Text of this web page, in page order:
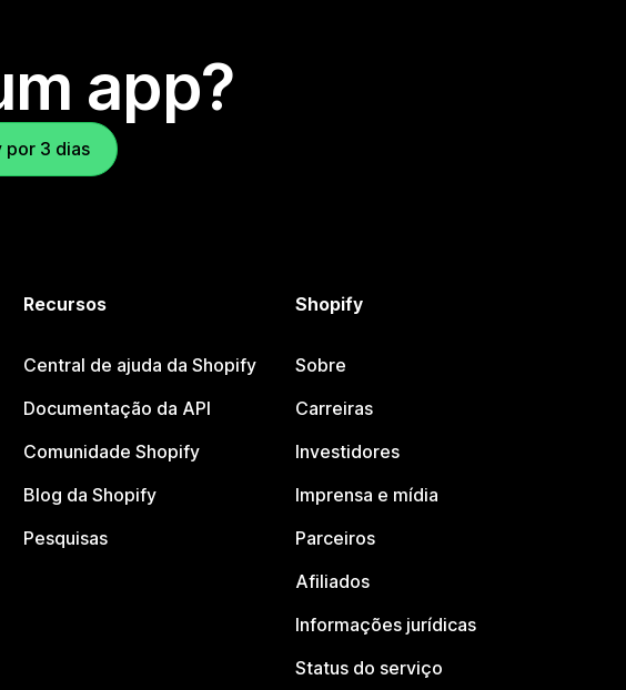
app?
por 3 dias
Recursos
Central de ajuda da Shopify
Documentação da API
Comunidade Shopify
Blog da Shopify
Pesquisas
Shopify
Sobre
Carreiras
Investidores
Imprensa e mídia
Parceiros
Afiliados
Informações jurídicas
Status do serviço